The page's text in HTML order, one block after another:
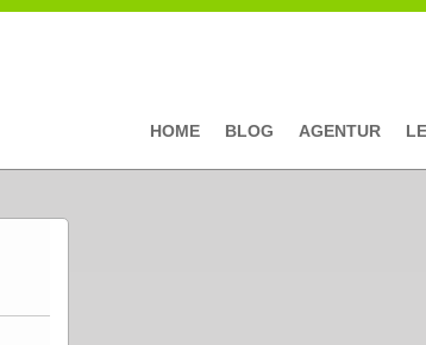
HOME BLOG AGENTUR